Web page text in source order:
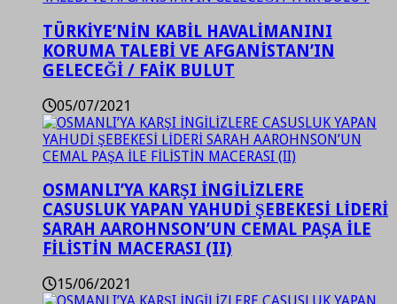
TÜRKİYE’NİN KABİL HAVALİMANINI
KORUMA TALEBİ VE AFGANİSTAN’IN
GELECEĞİ / FAİK BULUT
05/07/2021
OSMANLI’YA KARŞI İNGİLİZLERE
CASUSLUK YAPAN YAHUDİ ŞEBEKESİ LİDERİ
SARAH AAROHNSON’UN CEMAL PAŞA İLE
FİLİSTİN MACERASI (II)
15/06/2021